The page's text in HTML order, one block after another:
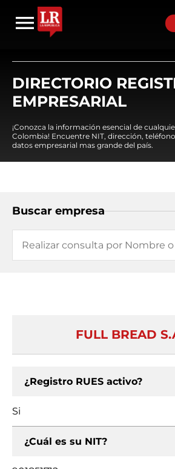
DIRECTORIO
EMPRESARIAL
¡Conozca la información esencial de
Colombia! Encuentre NIT, dirección,
datos empresarial mas grande del país.
Buscar empresa
FULL BREAD
¿Registro RUES activo?
Si
¿Cuál es su NIT?